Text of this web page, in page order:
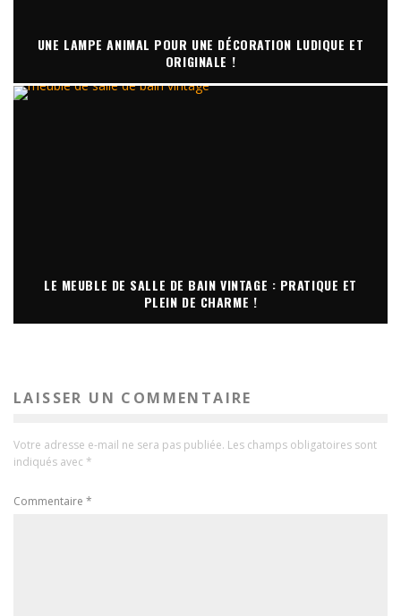
UNE LAMPE ANIMAL POUR UNE DÉCORATION LUDIQUE ET
ORIGINALE !
LE MEUBLE DE SALLE DE BAIN VINTAGE : PRATIQUE ET
PLEIN DE CHARME !
LAISSER UN COMMENTAIRE
Votre adresse e-mail ne sera pas publiée. Les champs obligatoires sont
indiqués avec *
Commentaire *